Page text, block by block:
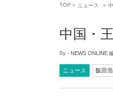
TOP ニュース
中国・
By - NEWS ONLINE
ニュース 飯田